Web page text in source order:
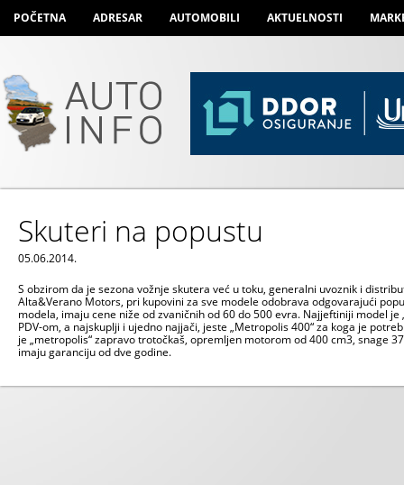
POČETNA ADRESAR AUTOMOBILI AKTUELNOSTI
Skuteri na popustu
05.06.2014.
S obzirom da je sezona vožnje skutera već u toku, generalni uvoznik i
Alta&Verano Motors, pri kupovini za sve modele odobrava odgovarajući
modela, imaju cene niže od zvaničnih od 60 do 500 evra. Najjeftiniji model je
PDV-om, a najskuplji i ujedno najjači, jeste „Metropolis 400“ za koga je
je „metropolis“ zapravo trotočkaš, opremljen motorom od 400 cm3, snage
imaju garanciju od dve godine.